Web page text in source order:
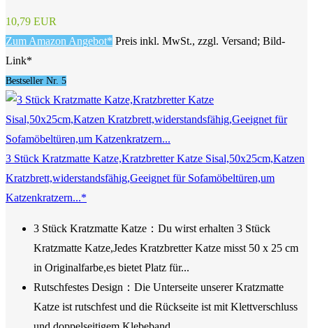
10,79 EUR
Zum Amazon Angebot* Preis inkl. MwSt., zzgl. Versand; Bild-
Link*
Bestseller Nr. 5
3 Stück Kratzmatte Katze,Kratzbretter Katze Sisal,50x25cm,Katzen
Kratzbrett,widerstandsfähig,Geeignet für Sofamöbeltüren,um
Katzenkratzern...*
3 Stück Kratzmatte Katze：Du wirst erhalten 3 Stück
Kratzmatte Katze,Jedes Kratzbretter Katze misst 50 x 25 cm
in Originalfarbe,es bietet Platz für...
Rutschfestes Design：Die Unterseite unserer Kratzmatte
Katze ist rutschfest und die Rückseite ist mit Klettverschluss